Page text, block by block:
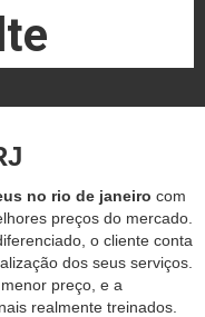
no rio de janeiro com
preços do mercado.
o cliente conta
dos seus serviços.
preço, e a
realmente treinados.